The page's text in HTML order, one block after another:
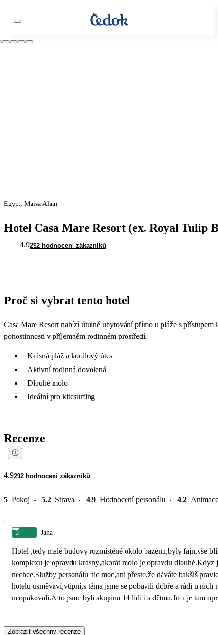
Egypt, Marsa Alam
Hotel Casa Mare Resort (ex. Royal Tulip
4.9292 hodnocení zákazníků
Proč si vybrat tento hotel
Casa Mare Resort nabízí útulné ubytování přímo u pláže s
pohostinnosti v příjemném rodinném prostředí.
Krásná pláž a korálový útes
Aktivní rodinná dovolená
Dlouhé molo
Ideální pro kitesurfing
Recenze
4.9292 hodnocení zákazníků
5 Pokoj 5.2 Strava 4.9 Hodnocení personálu 4.2 Animace
3 Jana
Hotel ,tedy malé budovy rozmístěné okolo bazénu,byly fajn,vše
komplexu je opravdu krásný,akorát molo je opravdu
nechce.Služby personálu nic moc,ani přesto,že dáváte bakšiš
hotelu usměvaví,vtipní,s těma jsme se pobavili dobře a rádi u nich
neopakovali.A to jsme byli skupina 14 lidí i s dětma.Jo a je tam
Zobrazit všechny recenze